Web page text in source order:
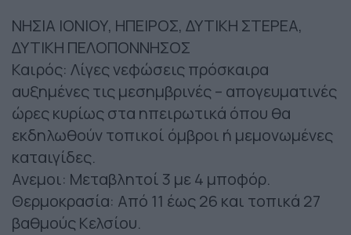
ΝΗΣΙΑ ΙΟΝΙΟΥ, ΗΠΕΙΡΟΣ, ΔΥΤΙΚΗ ΣΤΕΡΕΑ,
ΔΥΤΙΚΗ ΠΕΛΟΠΟΝΝΗΣΟΣ
Καιρός: Λίγες νεφώσεις πρόσκαιρα
αυξημένες τις μεσημβρινές – απογευματινές
ώρες κυρίως στα ηπειρωτικά όπου θα
εκδηλωθούν τοπικοί όμβροι ή μεμονωμένες
καταιγίδες.
Ανεμοι: Μεταβλητοί 3 με 4 μποφόρ.
Θερμοκρασία: Από 11 έως 26 και τοπικά 27
βαθμούς Κελσίου.